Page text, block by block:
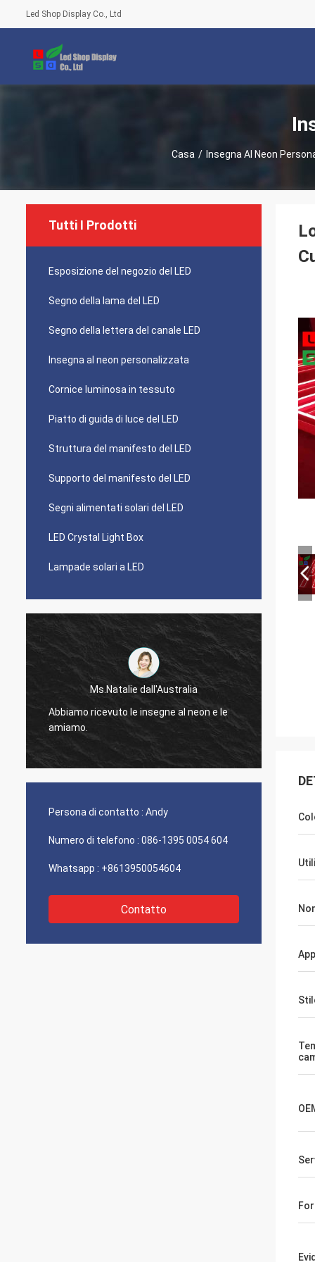
Led Shop Display Co., Ltd
Casa / Insegna Al Neon
Tutti I Prodotti
Esposizione del negozio del LED
Segno della lama del LED
Segno della lettera del canale LED
Insegna al neon personalizzata
Cornice luminosa in tessuto
Piatto di guida di luce del LED
Struttura del manifesto del LED
Supporto del manifesto del LED
Segni alimentati solari del LED
LED Crystal Light Box
Lampade solari a LED
neon e le
Sig. Jason dal Canada
Riceviamo il pacchetto ed apprezzato per
osservare il rivestimento di buona qualità,
vi lascerà sapere non appena qualcosa
viene su.
Persona di contatto : Andy
Numero di telefono : 086-1395 0054 604
Whatsapp : +8613950054604
Contatto